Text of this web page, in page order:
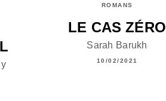
ROMANS
LE CAS ZÉRO
Sarah Barukh
10/02/2021